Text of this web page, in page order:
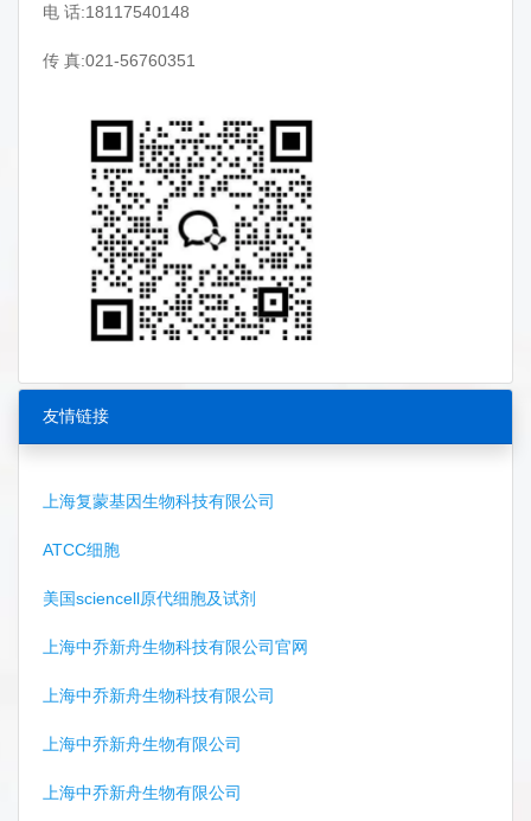
电 话:18117540148
传 真:021-56760351
友情链接
上海复蒙基因生物科技有限公司
ATCC细胞
美国sciencell原代细胞及试剂
上海中乔新舟生物科技有限公司官网
上海中乔新舟生物科技有限公司
上海中乔新舟生物有限公司
上海中乔新舟生物有限公司